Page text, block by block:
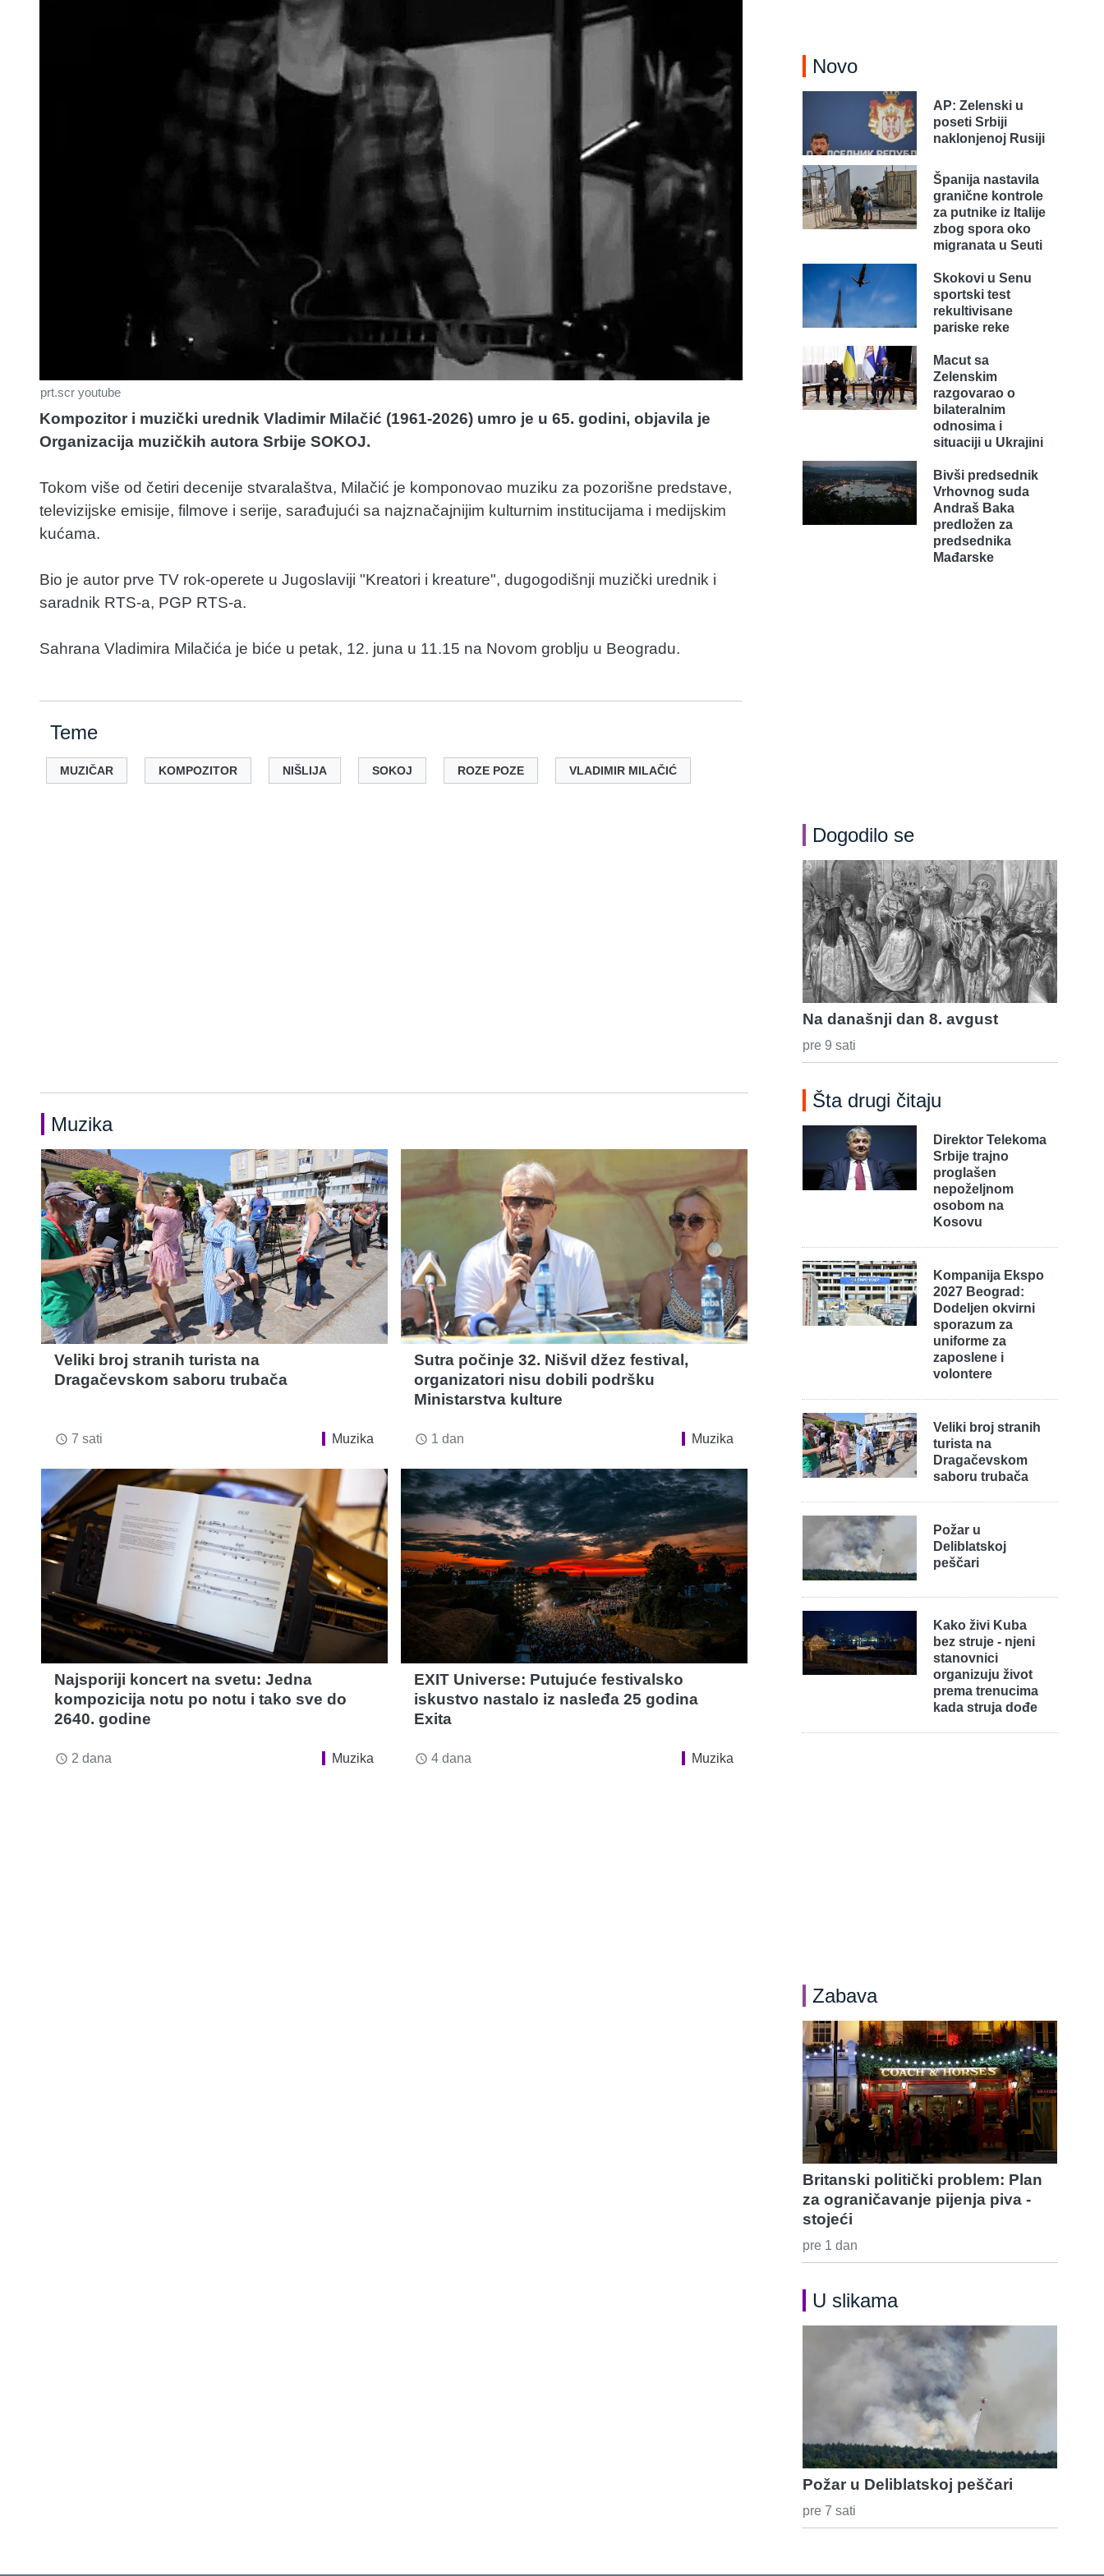
prt.scr youtube
Kompozitor i muzički urednik Vladimir Milačić (1961-2026) umro je u 65. godini, objavila je
Organizacija muzičkih autora Srbije SOKOJ.
Tokom više od četiri decenije stvaralaštva, Milačić je komponovao muziku za pozorišne predstave,
televizijske emisije, filmove i serije, sarađujući sa najznačajnijim kulturnim institucijama i medijskim
kućama.
Bio je autor prve TV rok-operete u Jugoslaviji "Kreatori i kreature", dugogodišnji muzički urednik i
saradnik RTS-a, PGP RTS-a.
Sahrana Vladimira Milačića je biće u petak, 12. juna u 11.15 na Novom groblju u Beogradu.
Teme
MUZIČAR KOMPOZITOR NIŠLIJA SOKOJ ROZE POZE VLADIMIR MILAČIĆ
Muzika
Veliki broj stranih turista na
Dragačevskom saboru trubača
access_time 7 sati Muzika
Sutra počinje 32. Nišvil džez festival,
organizatori nisu dobili podršku
Ministarstva kulture
access_time 1 dan Muzika
Najsporiji koncert na svetu: Jedna
kompozicija notu po notu i tako sve do
2640. godine
access_time 2 dana Muzika
EXIT Universe: Putujuće festivalsko
iskustvo nastalo iz nasleđa 25 godina
Exita
access_time 4 dana Muzika
Novo
AP: Zelenski u
poseti Srbiji
naklonjenoj Rusiji
Španija nastavila
granične kontrole
za putnike iz Italije
zbog spora oko
migranata u Seuti
Skokovi u Senu
sportski test
rekultivisane
pariske reke
Macut sa
Zelenskim
razgovarao o
bilateralnim
odnosima i
situaciji u Ukrajini
Bivši predsednik
Vrhovnog suda
Andraš Baka
predložen za
predsednika
Mađarske
Dogodilo se
Na današnji dan 8. avgust
pre 9 sati
Šta drugi čitaju
Direktor Telekoma
Srbije trajno
proglašen
nepoželjnom
osobom na
Kosovu
Kompanija Ekspo
2027 Beograd:
Dodeljen okvirni
sporazum za
uniforme za
zaposlene i
volontere
Veliki broj stranih
turista na
Dragačevskom
saboru trubača
Požar u
Deliblatskoj
peščari
Kako živi Kuba
bez struje - njeni
stanovnici
organizuju život
prema trenucima
kada struja dođe
Zabava
Britanski politički problem: Plan
za ograničavanje pijenja piva -
stojeći
pre 1 dan
U slikama
Požar u Deliblatskoj peščari
pre 7 sati